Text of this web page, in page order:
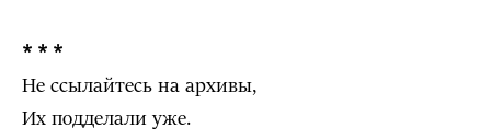
* * *
Не ссылайтесь на архивы,
Их подделали уже.